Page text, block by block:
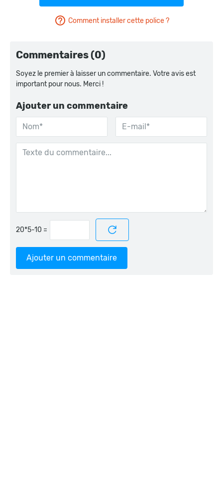
Comment installer cette police ?
Commentaires (0)
Soyez le premier à laisser un commentaire. Votre avis est
important pour nous. Merci !
Ajouter un commentaire
=
Ajouter un commentaire